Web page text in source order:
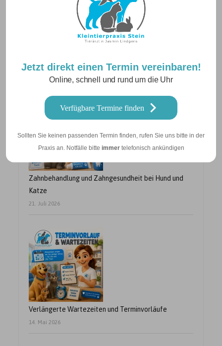
Jetzt direkt einen Termin vereinbaren!
Online, schnell und rund um die Uhr
Verfügbare Termine finden
Sollten Sie keinen passenden Termin finden, rufen Sie uns bitte in der
Praxis an. Notfälle bitte immertelefonisch ankündigen
24. Juli 2026
Zahnbehandlung und Zahngesundheit bei Hund und
Katze
21. Juli 2026
Verlängerte Wartezeiten und Terminvorläufe
14. Mai 2026